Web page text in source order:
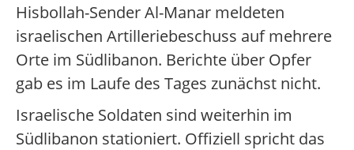
Hisbollah-Sender Al-Manar meldeten
israelischen Artilleriebeschuss auf mehrere
Orte im Südlibanon. Berichte über Opfer
gab es im Laufe des Tages zunächst nicht.
Israelische Soldaten sind weiterhin im
Südlibanon stationiert. Offiziell spricht das